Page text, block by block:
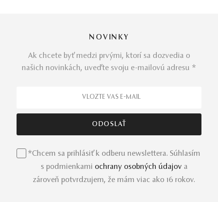
NOVINKY
Ak chcete byť medzi prvými, ktorí sa dozvedia o
našich novinkách, uveďte svoju e-mailovú adresu *
*Chcem sa prihlásiť k odberu newslettera. Súhlasím
s podmienkami ochrany osobných údajov a
zároveň potvrdzujem, že mám viac ako 16 rokov.